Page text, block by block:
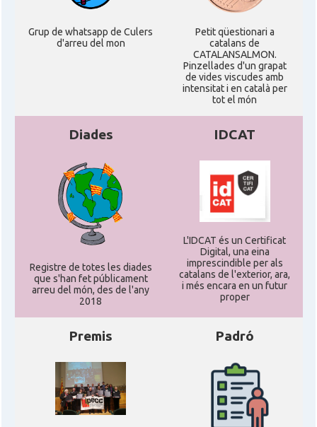
Grup de whatsapp de Culers
d'arreu del mon
Petit qüestionari a
catalans de
CATALANSALMON.
Pinzellades d'un grapat
de vides viscudes amb
intensitat i en català per
tot el món
Diades
Registre de totes les diades
que s'han fet públicament
arreu del món, des de l'any
2018
IDCAT
L'IDCAT és un Certificat
Digital, una eina
imprescindible per als
catalans de l'exterior, ara,
i més encara en un futur
proper
Premis Padró